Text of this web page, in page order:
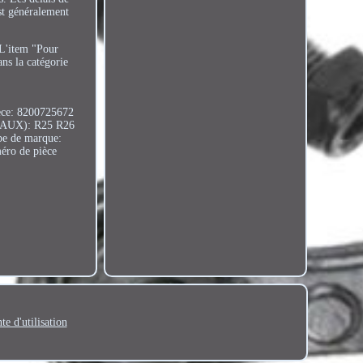
généralement
"Pour
la catégorie
8200725672
R25 R26
de marque:
de pièce
d'utilisation